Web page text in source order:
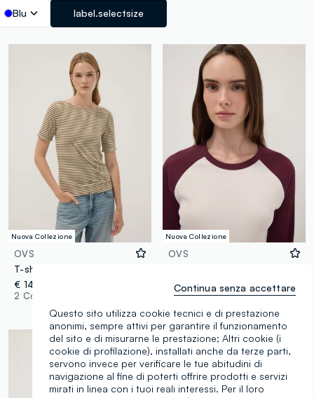
Blu label.selectsize
Nuova Collezione
OVS
€ 14,95
2 Colori
Nuova Collezione
OVS
€ 9,95
2 Colori
Questo sito utilizza cookie tecnici e di prestazione
anonimi, sempre attivi per garantire il funzionamento
del sito e di misurarne le prestazione; Altri cookie (i
cookie di profilazione), installati anche da terze parti,
servono invece per verificare le tue abitudini di
navigazione al fine di poterti offrire prodotti e servizi
mirati in linea con i tuoi reali interessi. Per il loro
Continua senza accettare